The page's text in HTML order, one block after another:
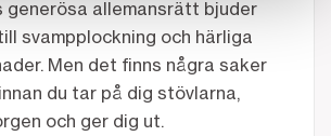
generösa allemansrätt bjuder
svampplockning och härliga
Men det finns några saker
du tar på dig stövlarna,
och ger dig ut.